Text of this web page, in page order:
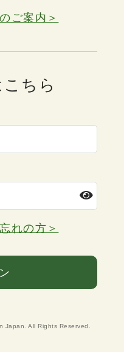
ご案内＞
ちら
れの方＞
Japan. All Rights Reserved.